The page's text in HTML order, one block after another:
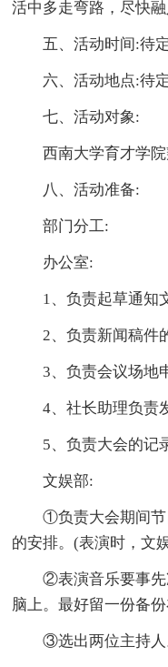
活中多走弯路，尽快
五、活动时间:待定
六、活动地点:待定
七、活动对象:
西南大学育才学
八、活动准备:
部门分工:
办公室:
1、负责起草通知
2、负责新闻稿件
3、负责会议场地
4、社长助理负责
5、负责大会的记
文娱部:
①负责大会期间节
的安排。(表演时，文
②表演音乐要事先
脑上。最好留一份备
③选出两位主持